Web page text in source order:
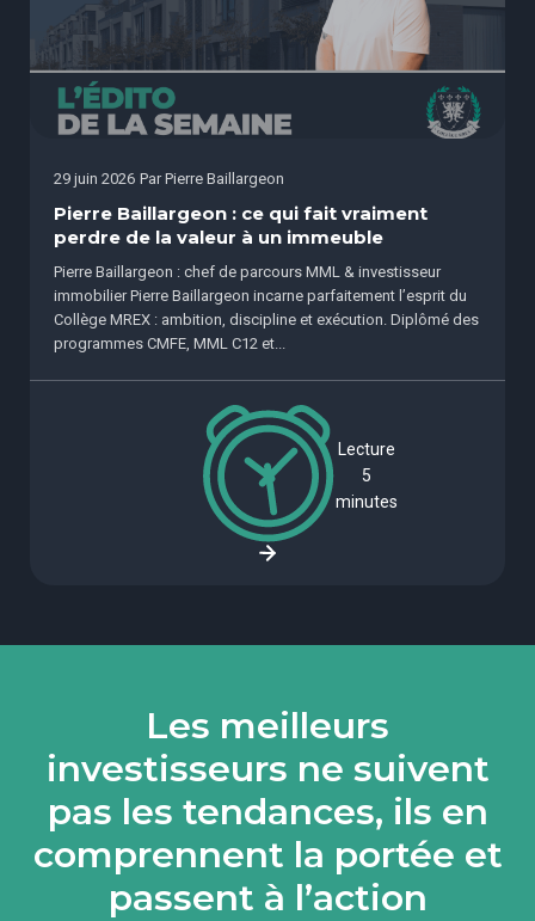
29 juin 2026 Par Pierre Baillargeon
Pierre Baillargeon : ce qui fait vraiment
perdre de la valeur à un immeuble
Pierre Baillargeon : chef de parcours MML & investisseur
immobilier Pierre Baillargeon incarne parfaitement l’esprit du
Collège MREX : ambition, discipline et exécution. Diplômé des
programmes CMFE, MML C12 et...
Lecture
5
minutes
Les meilleurs
investisseurs ne suivent
pas les tendances, ils en
comprennent la portée et
passent à l’action